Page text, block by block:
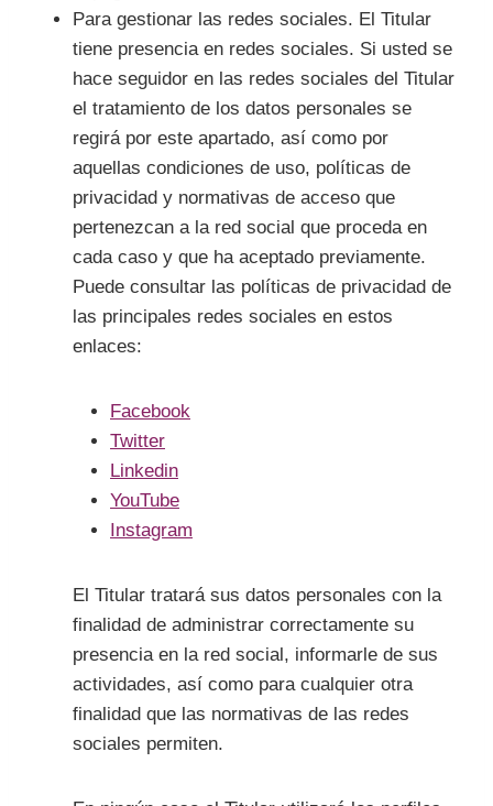
Para gestionar las redes sociales. El Titular
tiene presencia en redes sociales. Si usted se
hace seguidor en las redes sociales del Titular
el tratamiento de los datos personales se
regirá por este apartado, así como por
aquellas condiciones de uso, políticas de
privacidad y normativas de acceso que
pertenezcan a la red social que proceda en
cada caso y que ha aceptado previamente.
Puede consultar las políticas de privacidad de
las principales redes sociales en estos
enlaces:
Facebook
Twitter
Linkedin
YouTube
Instagram
El Titular tratará sus datos personales con la
finalidad de administrar correctamente su
presencia en la red social, informarle de sus
actividades, así como para cualquier otra
finalidad que las normativas de las redes
sociales permiten.